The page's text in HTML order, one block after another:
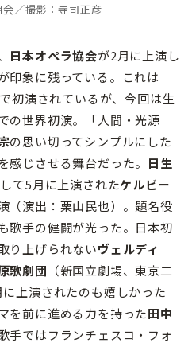
／撮影：寺司正彦
日本オペラ協会が2月に上演し
印象に残っている。これは
初演されているが、今回は生
の世界初演。「人間・光源
の思い切ってシンプルにした
じさせる舞台だった。 日生
て5月に上演されたケルビー
（演出：栗山民也）。題名役
歌手の健闘が光った。日本初
り上げられないヴェルディ
歌劇団 （新国立劇場、東京二
上演されたのも嬉しかった
を前に進める力を持った田中
手ではフランチェスコ・フォ